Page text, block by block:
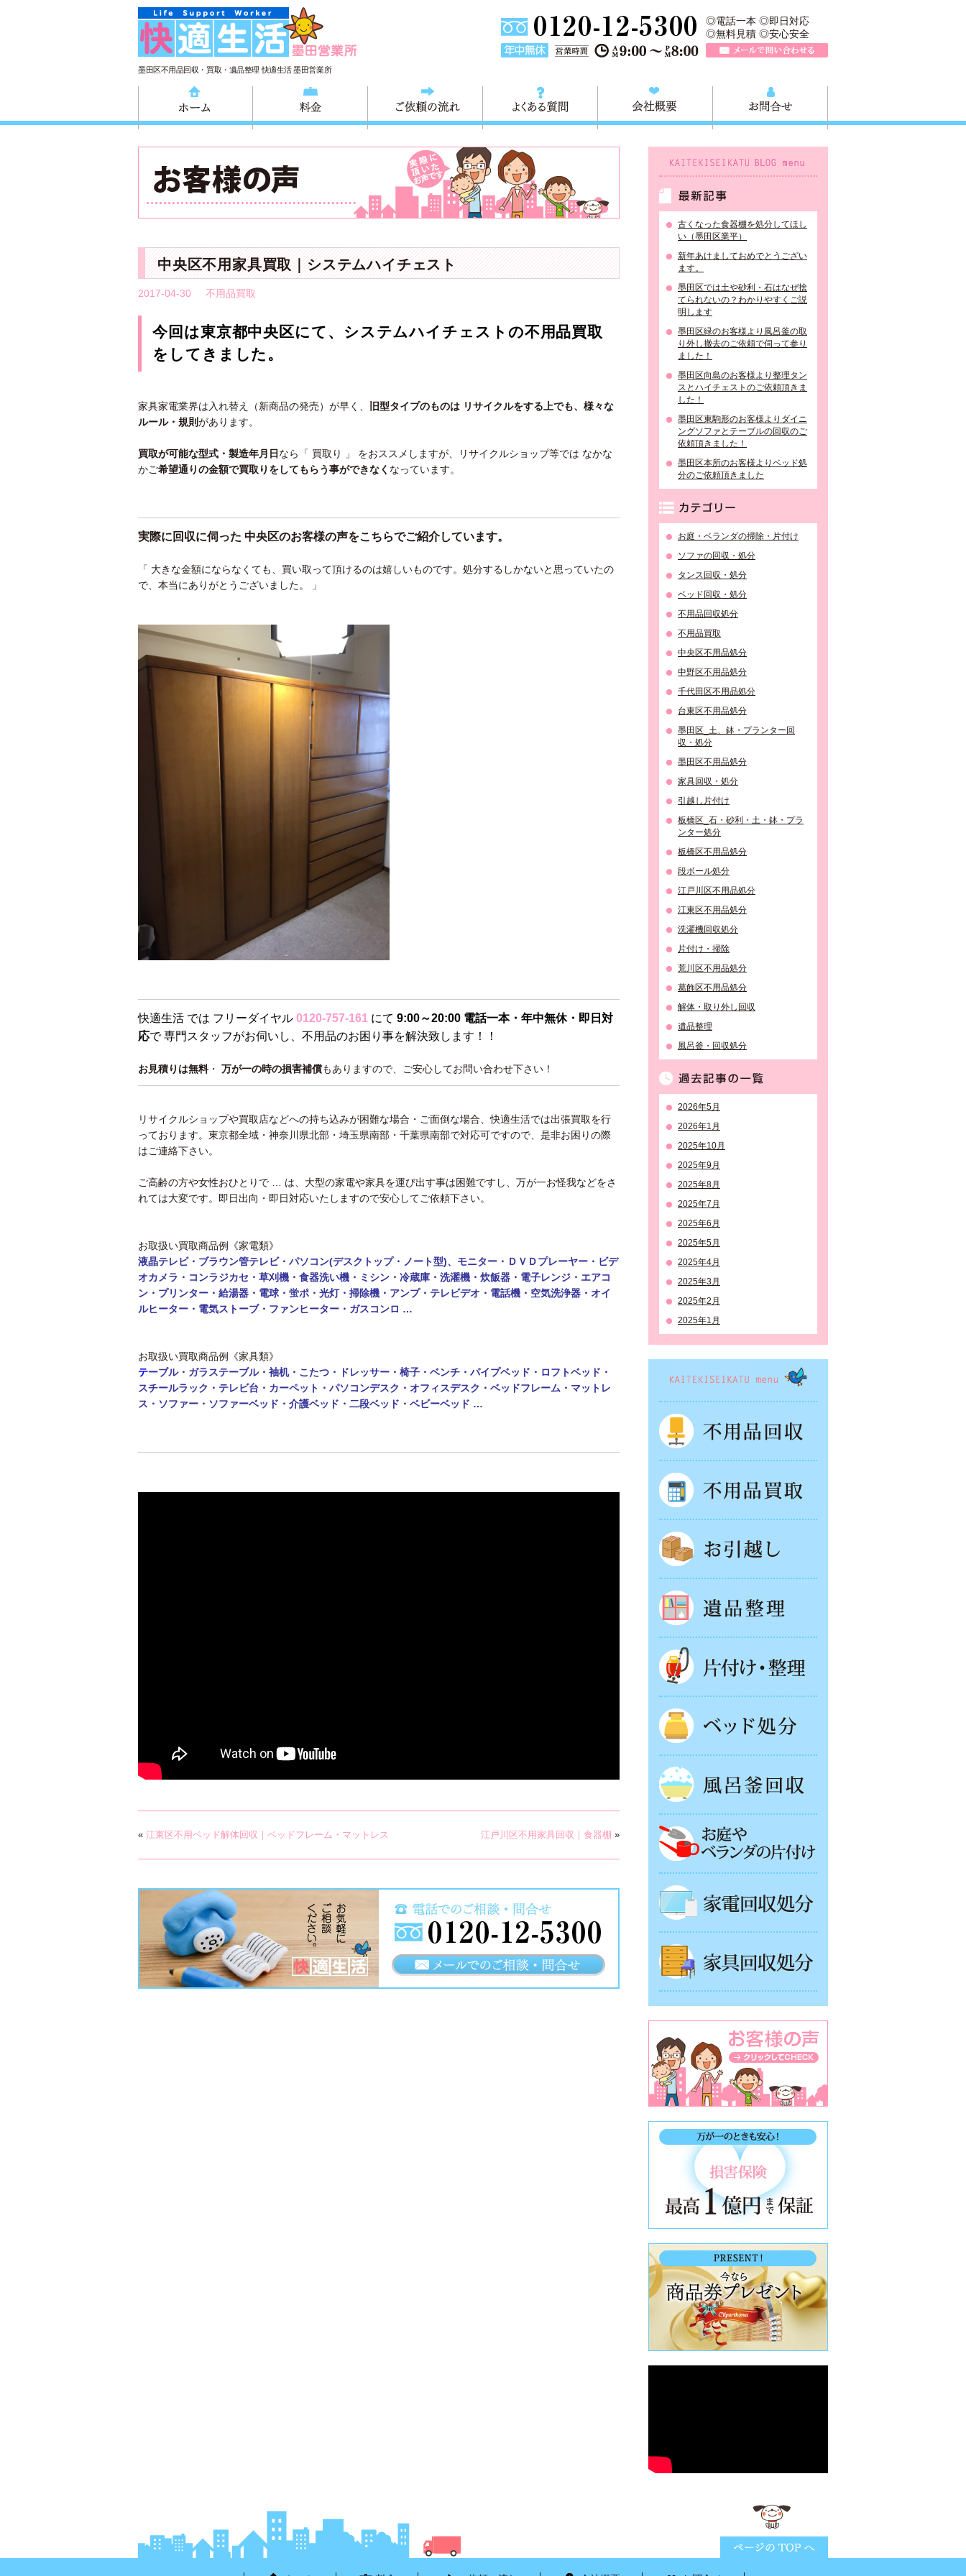
墨田区不用品回収・買取・遺品整理 快適生活 墨田営業所
TEL 0120-757-161（年中無休）営業時間AM9:00～
◎電話一本 ◎即日対応
◎無料見積 ◎安心安全
ご依頼の流れ よくある質問
中央区不用家具買取｜システムハイチェスト
2017-04-30 不用品買取
今回は東京都中央区にて、システムハイチェストの不用品買取
をしてきました。
家具家電業界は入れ替え（新商品の発売）が早く、
旧型タイプのものは リサイクルをする上でも、様々な
ルール・規則があります。
買取が可能な型式・製造年月日 なら「 買取り 」 をおススメしますが、リサイクルショップ等では なかな
かご希望通りの金額で買取りをしてもらう事ができなく なっています。
実際に回収に伺った 中央区のお客様の声をこちらでご紹介しています。
「 大きな金額にならなくても、買い取って頂けるのは嬉しいものです。処分するしかないと思っていたの
で、本当にありがとうございました。 」
快適生活 では フリーダイヤル 0120-757-161 にて 9:00～20:00 電話一本・年中無休・即日対
応で 専門スタッフがお伺いし、不用品のお困り事を解決致します！！
お見積りは無料・ 万が一の時の損害補償もありますので、ご安心してお問い合わせ下さい！
リサイクルショップや買取店などへの持ち込みが困難な場合・ご面倒な場合、快適生活では出張買取を行
っております。東京都全域・神奈川県北部・埼玉県南部・千葉県南部で対応可ですので、是非お困りの際
はご連絡下さい。
ご高齢の方や女性おひとりで … は、大型の家電や家具を運び出す事は困難ですし、万が一お怪我などをさ
れては大変です。即日出向・即日対応いたしますので安心してご依頼下さい。
お取扱い買取商品例《家電類》
液晶テレビ・ブラウン管テレビ・パソコン(デスクトップ・ノート型)、モニター・ ＤＶＤプレーヤー・ビデ
オカメラ・コンラジカセ・草刈機・食器洗い機・ミシン・ 冷蔵庫・洗濯機・炊飯器・電子レンジ・エアコ
ン・ プリンター・給湯器・電球・蛍ポ・光灯・掃除機・アンプ・テレビデオ・電話機・ 空気洗浄器・オイ
ルヒーター・電気ストーブ・ファンヒーター・ガスコンロ …
お取扱い買取商品例《家具類》
テーブル・ ガラステーブル・袖机・こたつ・ドレッサー・椅子・ベンチ・パイプベッド・ロフトベッド・
スチールラック・テレビ台・カーペット・パソコンデスク・オフィスデスク・ベッドフレーム・マットレ
ス・ソファー・ソファーベッド・介護ベッド・二段ベッド・ ベビーベッド …
« 江東区不用ベッド解体回収｜ベッドフレーム・マットレス 江戸川区不用家具回収｜食器棚 »
古くなった食器棚を処分してほし
い（墨田区業平）
新年あけましておめでとうござい
ます。
墨田区では土や砂利・石はなぜ捨
てられないの？わかりやすくご説
明します
墨田区緑のお客様より風呂釜の取
り外し撤去のご依頼で伺って参り
ました！
墨田区向島のお客様より整理タン
スとハイチェストのご依頼頂きま
した！
墨田区東駒形のお客様よりダイニ
ングソファとテーブルの回収のご
依頼頂きました！
墨田区本所のお客様よりベッド処
分のご依頼頂きました
お庭・ベランダの掃除・片付け
ソファの回収・処分
タンス回収・処分
ベッド回収・処分
不用品回収処分
不用品買取
中央区不用品処分
中野区不用品処分
千代田区不用品処分
台東区不用品処分
墨田区_土、鉢・プランター回
収・処分
墨田区不用品処分
家具回収・処分
引越し片付け
板橋区_石・砂利・土・鉢・プラ
ンター処分
板橋区不用品処分
段ボール処分
江戸川区不用品処分
江東区不用品処分
洗濯機回収処分
片付け・掃除
荒川区不用品処分
葛飾区不用品処分
解体・取り外し回収
遺品整理
風呂釜・回収処分
2026年5月
2026年1月
2025年10月
2025年9月
2025年8月
2025年7月
2025年6月
2025年5月
2025年4月
2025年3月
2025年2月
2025年1月